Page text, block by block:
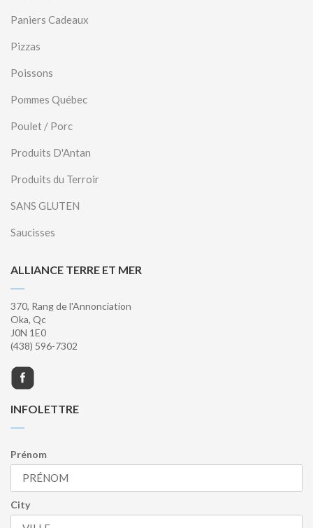
Paniers Cadeaux
Pizzas
Poissons
Pommes Québec
Poulet / Porc
Produits D'Antan
Produits du Terroir
SANS GLUTEN
Saucisses
ALLIANCE TERRE ET MER
370, Rang de l'Annonciation
Oka, Qc
J0N 1E0
(438) 596-7302
INFOLETTRE
Prénom
City